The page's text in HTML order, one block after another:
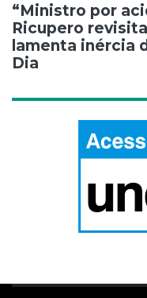
“Ministro por
Ricupero
lamenta inércia
Dia